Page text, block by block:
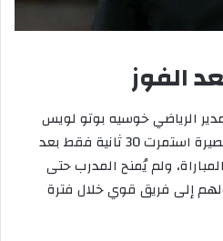
الفوز
الرياضي خوسيه بوتو لويس
المدرب بمصيره في محادثة قصيرة استمرت 30 ثانية فقط بعد
ولم يُمنح المدرب حتى
إلى فريق قوي خلال فترة